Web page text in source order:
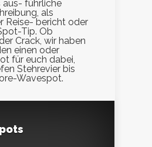
aus- führliche
als
Reise- bericht oder
Tip. Ob
Crack, wir haben
einen oder
für euch dabei,
Stehrevier bis
Wavespot.